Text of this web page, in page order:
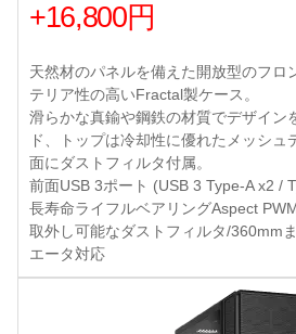
+16,800円
天然材のパネルを備えた開放型のフロ
テリア性の高いFractal製ケース。
滑らかな真鍮や鋼鉄の材質でデザイン
ド、トップは冷却性に優れたメッシュ
面にダストフィルタ付属。
前面USB 3ポート (USB 3 Type-A x2 /
長寿命ライフルベアリングAspect
取外し可能なダストフィルタ/360mm
エータ対応